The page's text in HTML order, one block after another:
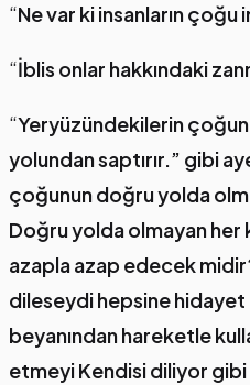
“Ne var ki insanların çoğu
“İblis onlar hakkındaki
“Yeryüzündekilerin
yolundan saptırır.” gibi
çoğunun doğru yolda
Doğru yolda olmayan her
azapla azap edecek
dileseydi hepsine
beyanından hareketle
etmeyi Kendisi diliyor gibi